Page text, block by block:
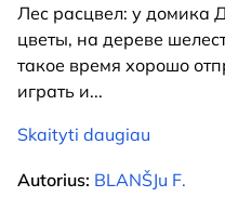
Лес расцвел: у домика
цветы, на дереве
такое время хорошо
играть и...
Skaityti daugiau
Autorius: BLANŠJu F.